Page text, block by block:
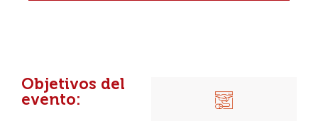
Objetivos del
evento: